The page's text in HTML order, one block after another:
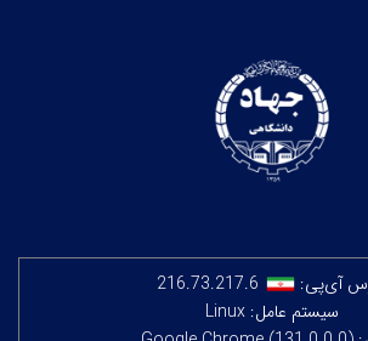
آی‌پی:
216.73.217.6
سیستم عامل: Linux